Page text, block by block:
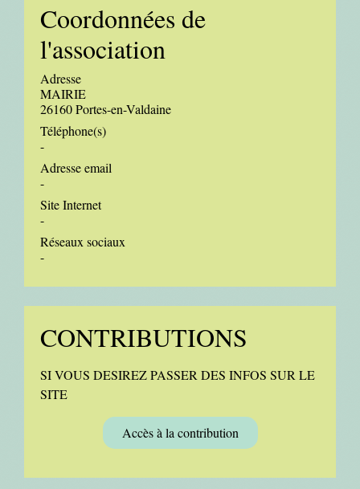
Coordonnées de
l'association
Adresse
MAIRIE
26160 Portes-en-Valdaine
Téléphone(s)
-
Adresse email
-
Site Internet
-
Réseaux sociaux
-
CONTRIBUTIONS
SI VOUS DESIREZ PASSER DES INFOS SUR LE
SITE
Accès à la contribution